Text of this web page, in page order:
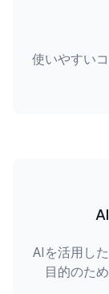
使いやすい
AIを活用し
目的のた